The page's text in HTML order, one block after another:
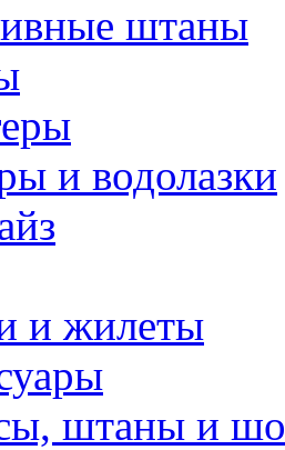
штаны
и водолазки
и жилеты
штаны и